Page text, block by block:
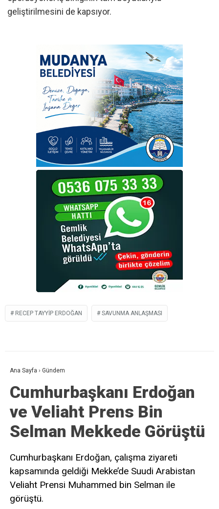
geliştirilmesini de kapsıyor.
RECEP TAYYIP ERDOĞAN SAVUNMA ANLAŞMASI
Ana Sayfa › Gündem
Cumhurbaşkanı Erdoğan
ve Veliaht Prens Bin
Selman Mekkede Görüştü
Cumhurbaşkanı Erdoğan, çalışma ziyareti
kapsamında geldiği Mekke’de Suudi Arabistan
Veliaht Prensi Muhammed bin Selman ile
görüştü.